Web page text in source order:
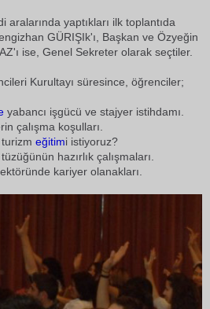
aralarında yaptıkları ilk toplantıda
GÜRIŞIk'ı, Başkan ve Özyeğin
ise, Genel Sekreter olarak seçtiler.
Kurultayı süresince, öğrenciler;
yabancı işgücü ve stajyer istihdamı.
çalışma koşulları.
eğitimi istiyoruz?
hazırlık çalışmaları.
kariyer olanakları.